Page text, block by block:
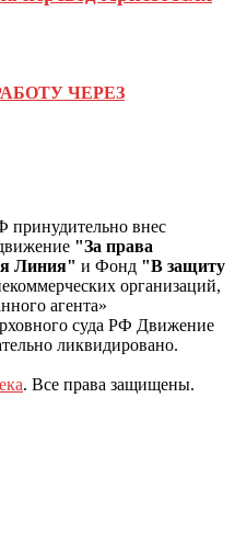
ЧЕРЕЗ
принудительно внес
"За права
Линия" и Фонд "В защиту
организаций,
агента»
суда РФ Движение
ликвидировано.
. Все права защищены.